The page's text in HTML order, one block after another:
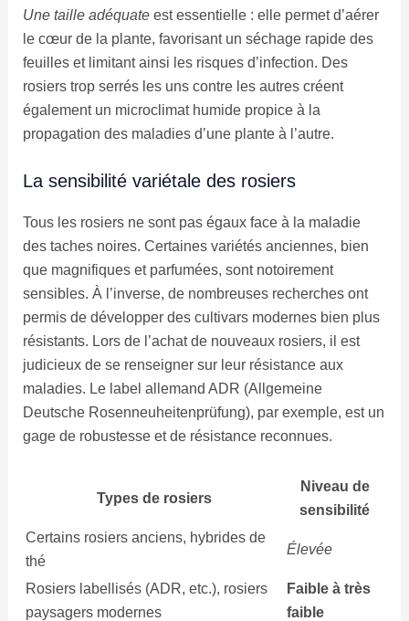
Une taille adéquateest essentielle : elle permet d’aérer
le cœur de la plante, favorisant un séchage rapide des
feuilles et limitant ainsi les risques d’infection. Des
rosiers trop serrés les uns contre les autres créent
également un microclimat humide propice à la
propagation des maladies d’une plante à l’autre.
La sensibilité variétale des rosiers
Tous les rosiers ne sont pas égaux face à la maladie
des taches noires. Certaines variétés anciennes, bien
que magnifiques et parfumées, sont notoirement
sensibles. À l’inverse, de nombreuses recherches ont
permis de développer des cultivars modernes bien plus
résistants. Lors de l’achat de nouveaux rosiers, il est
judicieux de se renseigner sur leur résistance aux
maladies. Le label allemand ADR (Allgemeine
Deutsche Rosenneuheitenprüfung), par exemple, est un
gage de robustesse et de résistance reconnues.
Types de rosiers
Niveau de
sensibilité
Certains rosiers anciens, hybrides de
thé
Élevée
Rosiers labellisés (ADR, etc.), rosiers
paysagers modernes
Faible à très
faible